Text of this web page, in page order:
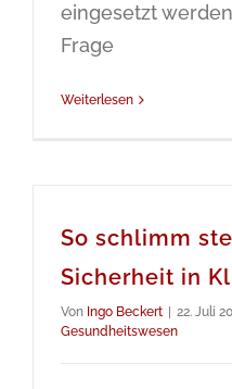
eingesetzt
Frage
Weiterlesen
So schlimm
Sicherheit in
Von Ingo Beckert 22. Juli
Gesundheitswesen